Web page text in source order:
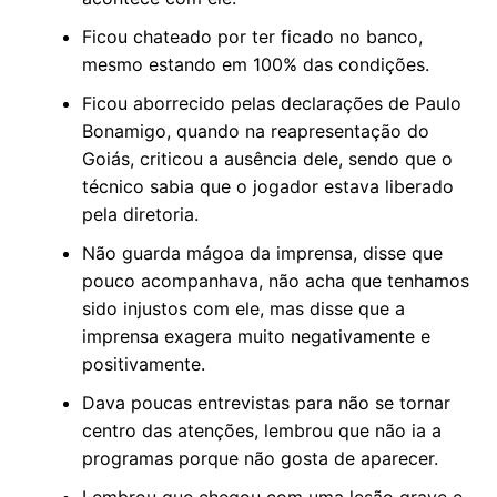
Ficou chateado por ter ficado no banco,
mesmo estando em 100% das condições.
Ficou aborrecido pelas declarações de Paulo
Bonamigo, quando na reapresentação do
Goiás, criticou a ausência dele, sendo que o
técnico sabia que o jogador estava liberado
pela diretoria.
Não guarda mágoa da imprensa, disse que
pouco acompanhava, não acha que tenhamos
sido injustos com ele, mas disse que a
imprensa exagera muito negativamente e
positivamente.
Dava poucas entrevistas para não se tornar
centro das atenções, lembrou que não ia a
programas porque não gosta de aparecer.